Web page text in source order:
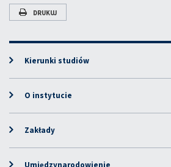
DRUKUJ
Kierunki studiów
O instytucie
Zakłady
Umiędzynarodowienie